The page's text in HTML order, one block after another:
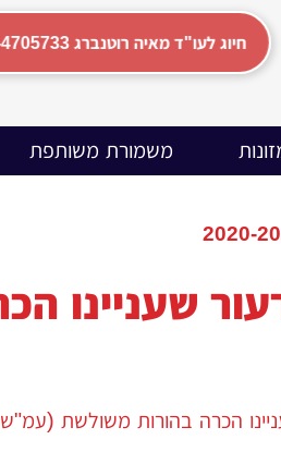
משמורת משותפת
בהורות משולשת (עמ"ש 23848-05-19)
054-4705733 חיוג לעו"ד מאיה רוטנברג